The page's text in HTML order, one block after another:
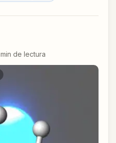
min de lectura